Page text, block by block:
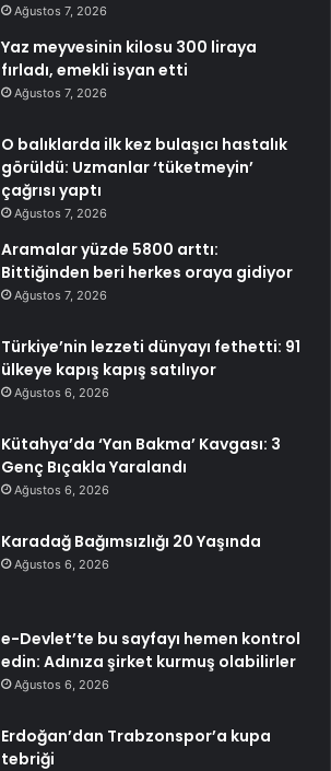
Ağustos 7, 2026
Yaz meyvesinin kilosu 300 liraya
fırladı, emekli isyan etti
Ağustos 7, 2026
O balıklarda ilk kez bulaşıcı hastalık
görüldü: Uzmanlar ‘tüketmeyin’
çağrısı yaptı
Ağustos 7, 2026
Aramalar yüzde 5800 arttı:
Bittiğinden beri herkes oraya gidiyor
Ağustos 7, 2026
Türkiye’nin lezzeti dünyayı fethetti: 91
ülkeye kapış kapış satılıyor
Ağustos 6, 2026
Kütahya’da ‘Yan Bakma’ Kavgası: 3
Genç Bıçakla Yaralandı
Ağustos 6, 2026
Karadağ Bağımsızlığı 20 Yaşında
Ağustos 6, 2026
e-Devlet’te bu sayfayı hemen kontrol
edin: Adınıza şirket kurmuş olabilirler
Ağustos 6, 2026
Erdoğan’dan Trabzonspor’a kupa
tebriği